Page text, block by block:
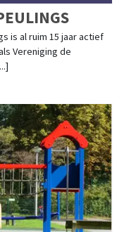
is al ruim 15 jaar actief
Vereniging de